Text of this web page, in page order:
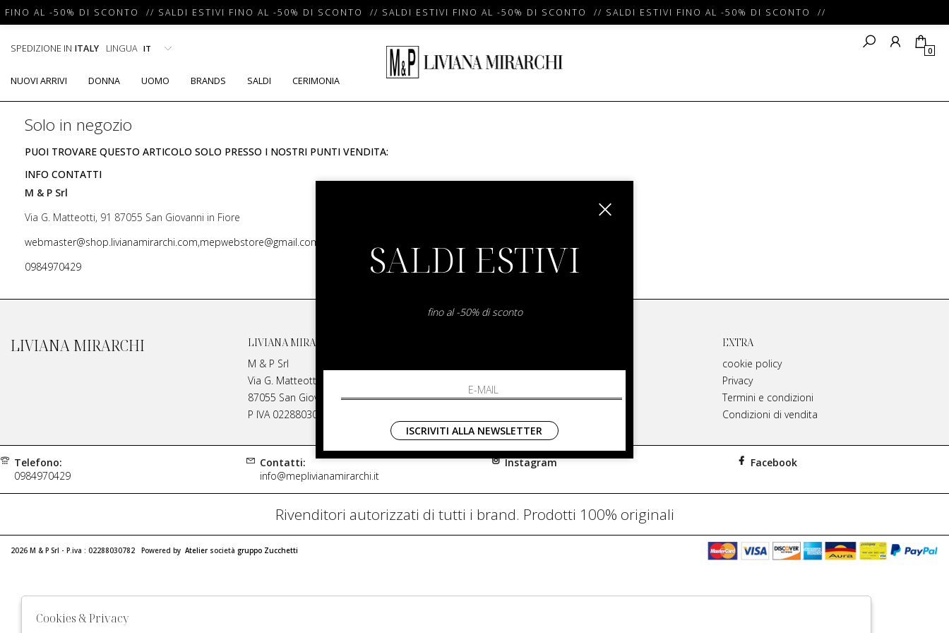
FINO AL -50% DI SCONTO // SALDI ESTIVI FINO AL -50% DI SCONTO // SALDI ESTIVI FINO AL -50% DI SCONTO // SALDI ESTIVI FINO AL -50% DI SCONTO //
SPEDIZIONE IN ITALY LINGUA 0
NUOVI ARRIVI DONNA UOMO BRANDS SALDI CERIMONIA
Solo in negozio
PUOI TROVARE QUESTO ARTICOLO SOLO PRESSO I NOSTRI PUNTI VENDITA:
INFO CONTATTI
M & P Srl
Via G. Matteotti, 91 87055 San Giovanni in Fiore
webmaster@shop.livianamirarchi.com,mepwebstore@gmail.com
0984970429
LIVIANA MIRARCHI
LIVIANA MIRARCHI
M & P Srl
Via G. Matteotti, 91
87055 San Giovanni in Fiore Italia
P IVA 02288030782
Contatti
Spedizione
EXTRA
cookie policy
Privacy
Termini e condizioni
Condizioni di vendita
Telefono:
0984970429
Contatti:
info@meplivianamirarchi.it
Instagram Facebook
Rivenditori autorizzati di tutti i brand. Prodotti 100% originali
2026 M & P Srl - P.iva : 02288030782 Powered by Atelier società gruppo Zucchetti
SALDI ESTIVI
fino al -50% di sconto
ISCRIVITI ALLA NEWSLETTER
Cookies & Privacy